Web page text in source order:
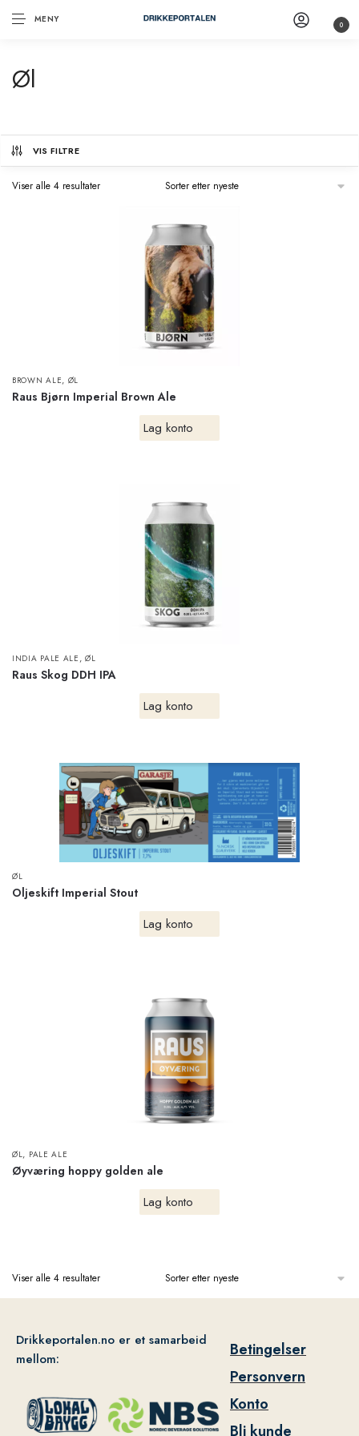
MENY 0
Øl
VIS FILTRE
Viser alle 4 resultater
BROWN ALE, ØL
Raus Bjørn Imperial Brown Ale
Lag konto
INDIA PALE ALE ,ØL
Raus Skog DDH IPA
Lag konto
ØL
Oljeskift Imperial Stout
Lag konto
ØL, PALE ALE
Øyværing hoppy golden ale
Lag konto
Viser alle 4 resultater
Drikkeportalen.no er et samarbeid
mellom:
Betingelser
Personvern
Konto
Bli kunde